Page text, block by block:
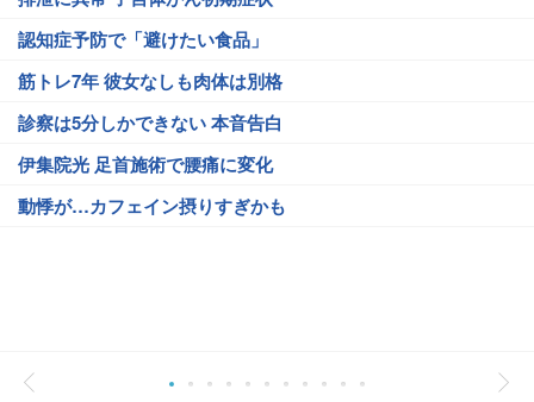
認知症予防で「避けたい食品」
筋トレ7年 彼女なしも肉体は別格
診察は5分しかできない 本音告白
伊集院光 足首施術で腰痛に変化
動悸が…カフェイン摂りすぎかも